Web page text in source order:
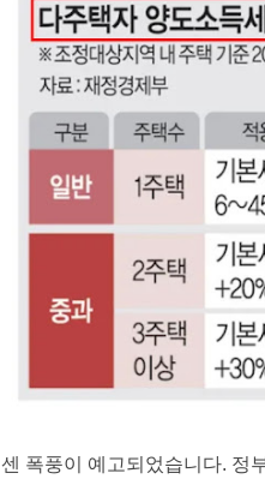
폭풍이 예고되었습니다. 정